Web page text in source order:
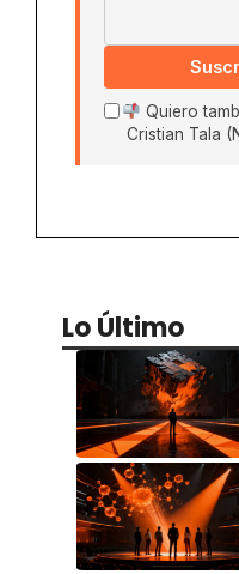
Quiero
Cristian Tala
Lo Último